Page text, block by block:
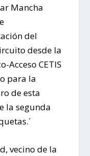
Mancha
del
desde la
Acceso CETIS
para la
de esta
la segunda
vecino de la